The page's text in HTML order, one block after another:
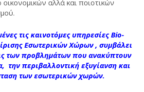
αλλά και ποιοτικών
τις καινοτόμες υπηρεσίες Bio-
Εσωτερικών Χώρων , συμβάλει
των προβλημάτων που ανακύπτουν
την περιβαλλοντική εξυγίανση και
των εσωτερικών χωρών.